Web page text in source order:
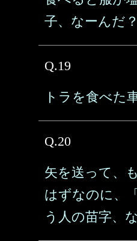
子、なーんだ？
Q.19
トラを食べた
Q.20
矢を送って、
はずなのに、
う人の苗字、